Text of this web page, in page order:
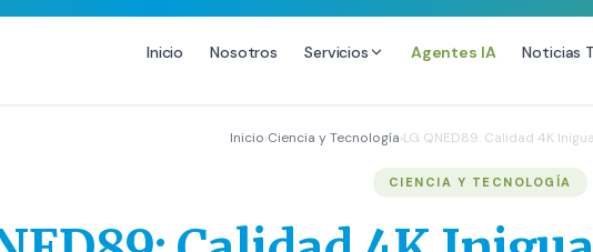
Inicio Nosotros Servicios Agentes IA Noticias
Diseño Web Premium
SEO
Inicio›Ciencia y Tecnología›LG QNED89: Calidad 4K
CIENCIA Y TECNOLOGÍA